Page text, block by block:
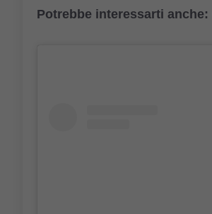
Potrebbe interessarti anche: